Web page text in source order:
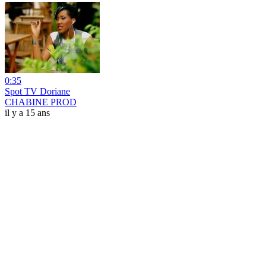
0:35
Spot TV Doriane
CHABINE PROD
il y a 15 ans